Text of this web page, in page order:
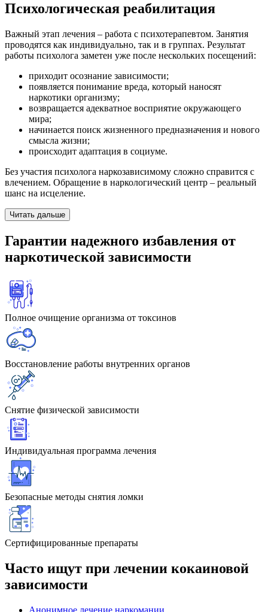
Психологическая реабилитация
Важный этап лечения – работа с психотерапевтом. Занятия
проводятся как индивидуально, так и в группах. Результат
работы психолога заметен уже после нескольких посещений:
приходит осознание зависимости;
появляется понимание вреда, который наносят
наркотики организму;
возвращается адекватное восприятие окружающего
мира;
начинается поиск жизненного предназначения и нового
смысла жизни;
происходит адаптация в социуме.
Без участия психолога наркозависимому сложно справится с
влечением. Обращение в наркологический центр – реальный
шанс на исцеление.
Читать дальше
Гарантии надежного избавления от
наркотической зависимости
Полное очищение организма от токсинов
Восстановление работы внутренних органов
Снятие физической зависимости
Индивидуальная программа лечения
Безопасные методы снятия ломки
Сертифицированные препараты
Часто ищут при лечении кокаиновой
зависимости
Анонимное лечение наркомании